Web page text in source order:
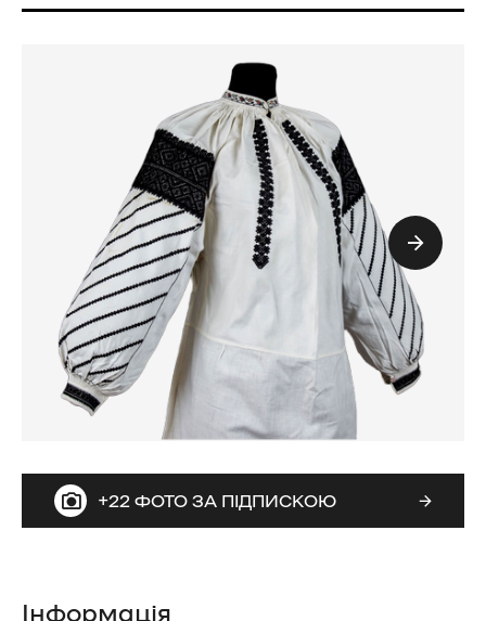
+22 ФОТО ЗА ПІДПИСКОЮ
Інформація